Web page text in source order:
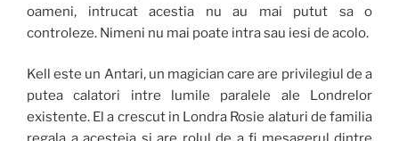
oameni, intrucat acestia nu au mai putut sa o
controleze. Nimeni nu mai poate intra sau iesi de acolo.
Kell este un Antari, un magician care are privilegiul de a
putea calatori intre lumile paralele ale Londrelor
existente. El a crescut in Londra Rosie alaturi de familia